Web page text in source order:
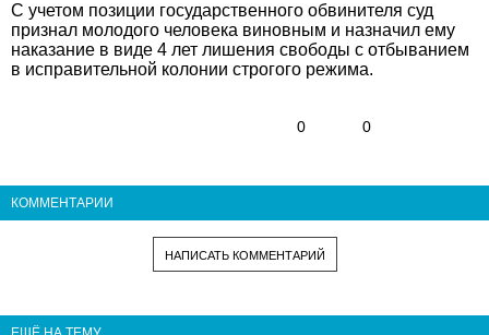
С учетом позиции государственного обвинителя суд
признал молодого человека виновным и назначил ему
наказание в виде 4 лет лишения свободы с отбыванием
в исправительной колонии строгого режима.
0 0
КОММЕНТАРИИ
НАПИСАТЬ КОММЕНТАРИЙ